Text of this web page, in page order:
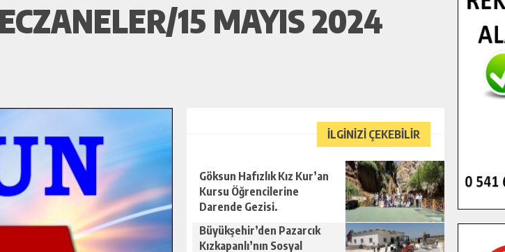
15 MAYIS 2024
İLGİNİZİ ÇEKEBİLİR
Göksun Hafızlık Kız Kur’an
Kursu Öğrencilerine
Darende Gezisi.
Büyükşehir’den Pazarcık
Kızkapanlı’nın Sosyal